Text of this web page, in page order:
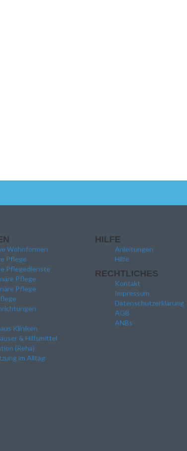
Wohnformen
Pflege
Pflegedienste
Pflege
Pflege
Kliniken
& Hilfsmittel
(Reha)
im Alltag
HILFE
Anleitungen
Hilfe
RECHTLICHES
Kontakt
Impressum
Datenschutzerklärung
AGB
ANBs